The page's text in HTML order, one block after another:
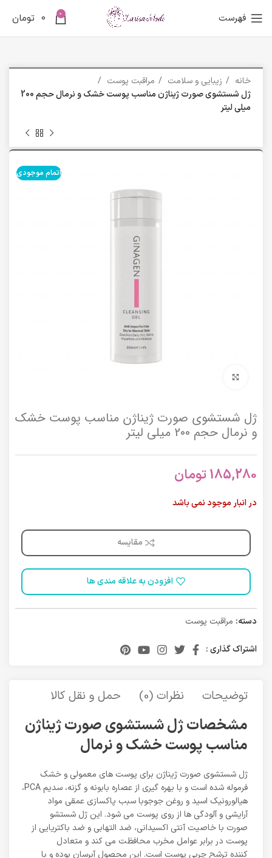
فهرست 0
0 تومان
خانه زیبایی و سلامت
مراقبت پوست
ژل شستشوی صورت ژیناژن مناسب پوست خشک و نرمال حجم 200
میلی لیتر
اتمام موجودی
ژل شستشوی صورت ژیناژن مناسب پوست خشک
و نرمال حجم 200 میلی لیتر
185,280تومان
در انبار موجود نمی باشد
مقایسه
افزودن به علاقه مندی ها
دسته: مراقبت پوست
اشتراک گذاری :
توضیحات نظرات (0) حمل و نقل کالا
مشخصات ژل شستشوی صورت ژیناژن
مناسب پوست خشک و نرمال
ژل شستشوی صورت ژیناژن برای پوست های معمولی و خشک
فرموله شده است و با بهره گیری از عصاره بابونه و گزنه، سدیم PCA،
هیالورونیک اسید و روغن جوجوبا سبب پاکسازی عمقی مواد
آرایشی و آلودگی ها از روی پوست می شود. این ژل شستشو
صورت با خاصیت آنتی اکسیدانی، ضد التهابی و ضد باکتریایی از
پوست در برابر عوامل مخرب محافظت می کند و متعادل
کننده ترشح چربی پوست است. این محصول آبرسان بوده و با